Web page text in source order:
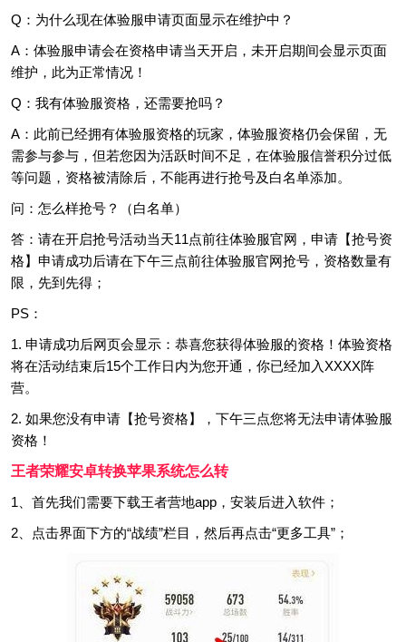
Q：为什么现在体验服申请页面显示在维护中？
A：体验服申请会在资格申请当天开启，未开启期间会显示页面
维护，此为正常情况！
Q：我有体验服资格，还需要抢吗？
A：此前已经拥有体验服资格的玩家，体验服资格仍会保留，无
需参与参与，但若您因为活跃时间不足，在体验服信誉积分过低
等问题，资格被清除后，不能再进行抢号及白名单添加。
问：怎么样抢号？（白名单）
答：请在开启抢号活动当天11点前往体验服官网，申请【抢号资
格】申请成功后请在下午三点前往体验服官网抢号，资格数量有
限，先到先得；
PS：
1. 申请成功后网页会显示：恭喜您获得体验服的资格！体验资格
将在活动结束后15个工作日内为您开通，你已经加入XXXX阵
营。
2. 如果您没有申请【抢号资格】，下午三点您将无法申请体验服
资格！
王者荣耀安卓转换苹果系统怎么转
1、首先我们需要下载王者营地app，安装后进入软件；
2、点击界面下方的“战绩”栏目，然后再点击“更多工具”；